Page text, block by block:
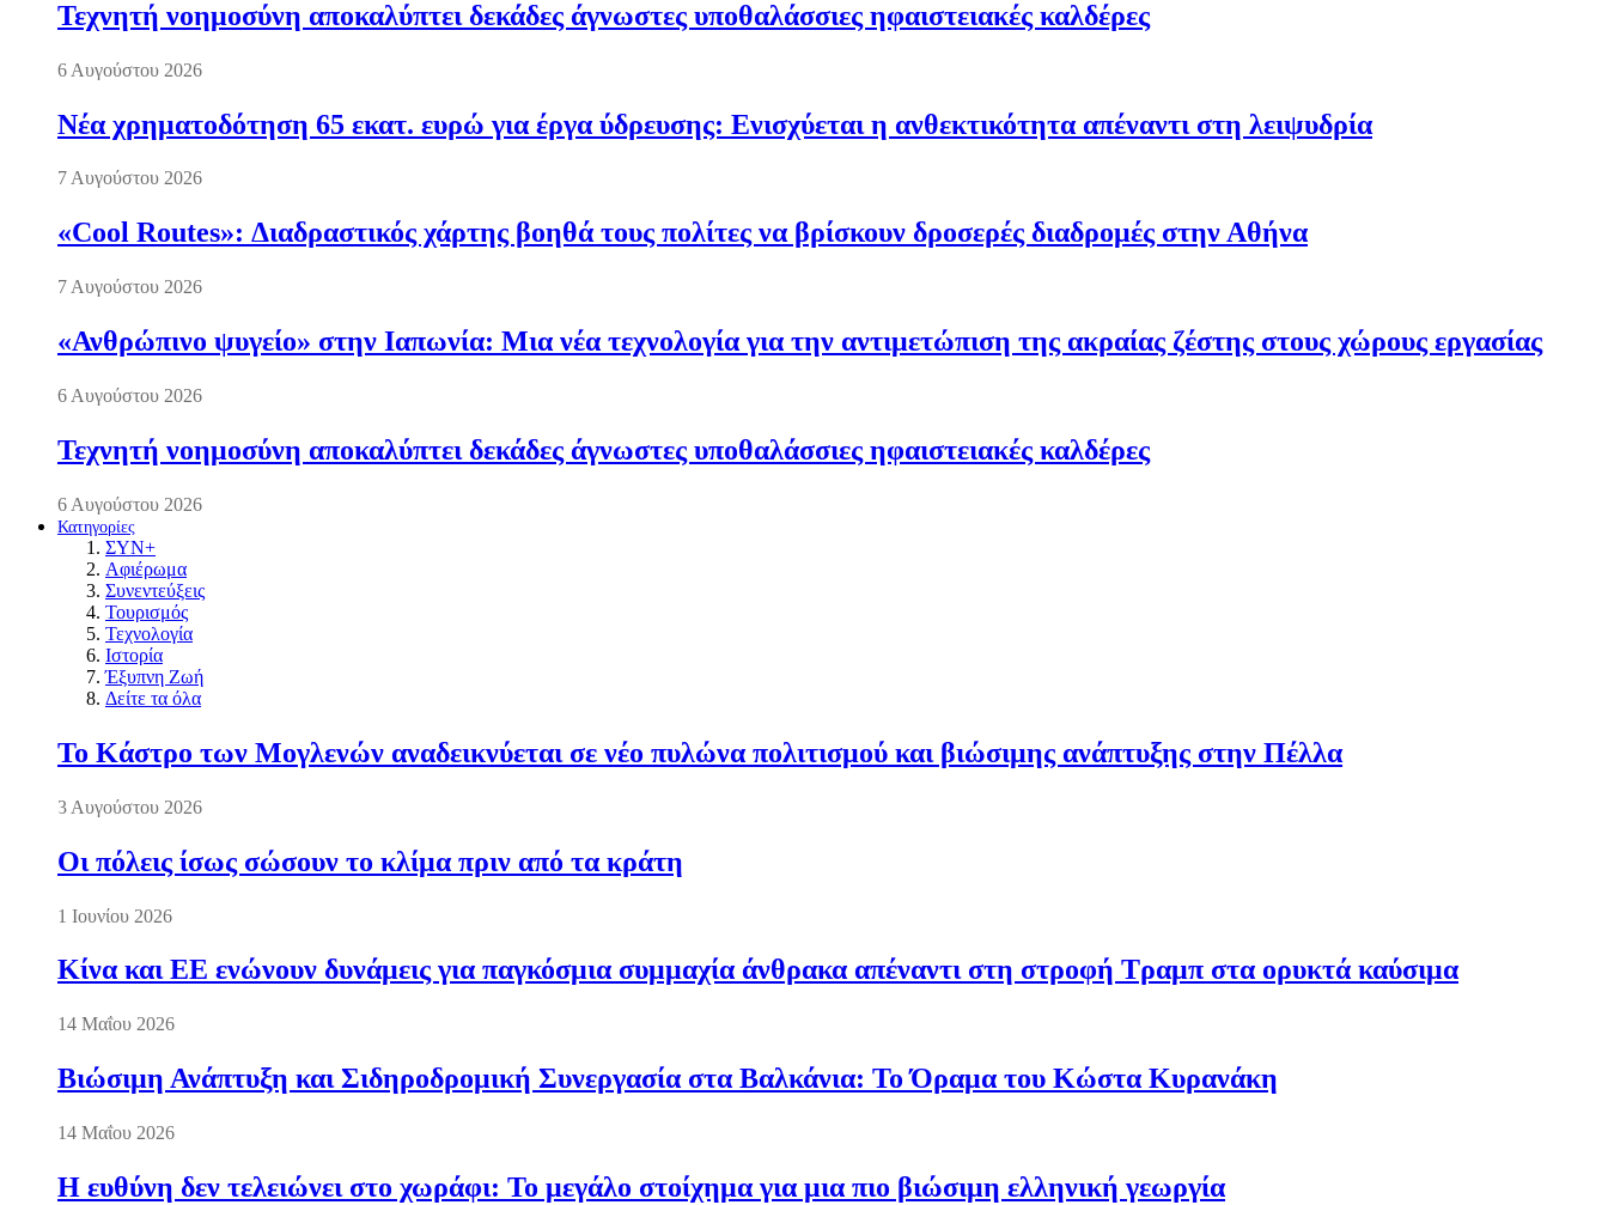
Τεχνητή νοημοσύνη αποκαλύπτει δεκάδες άγνωστες υποθαλάσσιες ηφαιστειακές καλδέρες
6 Αυγούστου 2026
Νέα χρηματοδότηση 65 εκατ. ευρώ για έργα ύδρευσης: Ενισχύεται η ανθεκτικότητα απέναντι στη λειψυδρία
7 Αυγούστου 2026
«Cool Routes»: Διαδραστικός χάρτης βοηθά τους πολίτες να βρίσκουν δροσερές διαδρομές στην Αθήνα
7 Αυγούστου 2026
«Ανθρώπινο ψυγείο» στην Ιαπωνία: Μια νέα τεχνολογία για την αντιμετώπιση της ακραίας ζέστης στους χώρους εργασίας
6 Αυγούστου 2026
Τεχνητή νοημοσύνη αποκαλύπτει δεκάδες άγνωστες υποθαλάσσιες ηφαιστειακές καλδέρες
6 Αυγούστου 2026
Κατηγορίες
ΣΥΝ+
Αφιέρωμα
Συνεντεύξεις
Τουρισμός
Τεχνολογία
Ιστορία
Έξυπνη Ζωή
Δείτε τα όλα
Το Κάστρο των Μογλενών αναδεικνύεται σε νέο πυλώνα πολιτισμού και βιώσιμης ανάπτυξης στην Πέλλα
3 Αυγούστου 2026
Οι πόλεις ίσως σώσουν το κλίμα πριν από τα κράτη
1 Ιουνίου 2026
Κίνα και ΕΕ ενώνουν δυνάμεις για παγκόσμια συμμαχία άνθρακα απέναντι στη στροφή Τραμπ στα ορυκτά καύσιμα
14 Μαΐου 2026
Βιώσιμη Ανάπτυξη και Σιδηροδρομική Συνεργασία στα Βαλκάνια: Το Όραμα του Κώστα Κυρανάκη
14 Μαΐου 2026
Η ευθύνη δεν τελειώνει στο χωράφι: Το μεγάλο στοίχημα για μια πιο βιώσιμη ελληνική γεωργία